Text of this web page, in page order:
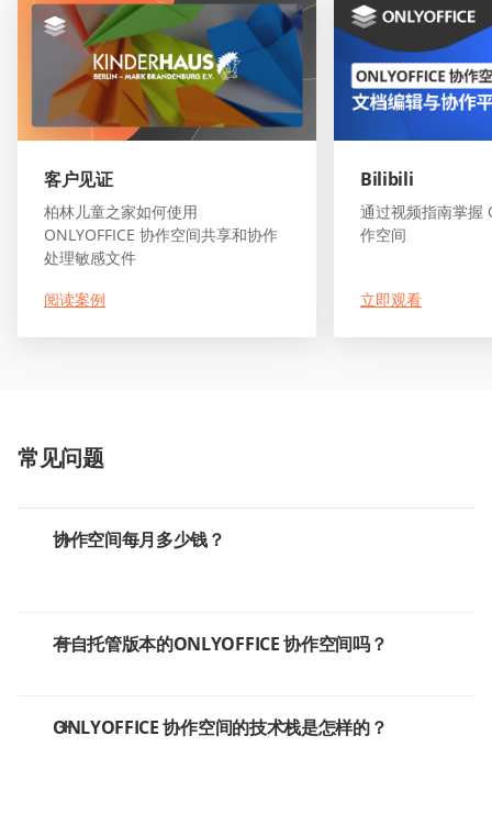
客户见证
柏林儿童之家如何使用
ONLYOFFICE 协作空间共享和协作
处理敏感文件
阅读案例
Bilibili
通过视频指南掌握
作空间
立即观看
常见问题
协作空间每月多少钱？
有自托管版本的ONLYOFFICE 协作空间吗？
ONLYOFFICE 协作空间的技术栈是怎样的？